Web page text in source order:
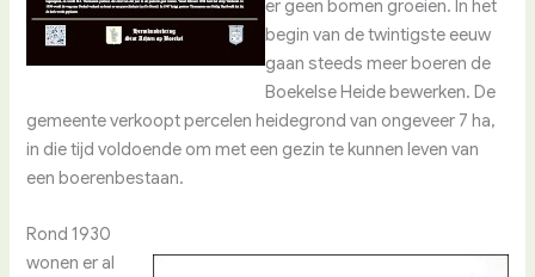
er geen bomen groeien. In het
begin van de twintigste eeuw
gaan steeds meer boeren de
Boekelse Heide bewerken. De
gemeente verkoopt percelen heidegrond van ongeveer 7 ha,
in die tijd voldoende om met een gezin te kunnen leven van
een boerenbestaan.
Rond 1930
wonen er al